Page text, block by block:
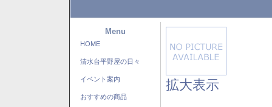
Menu
HOME
清水台平野屋の日々
イベント案内
おすすめの商品
拡大表示